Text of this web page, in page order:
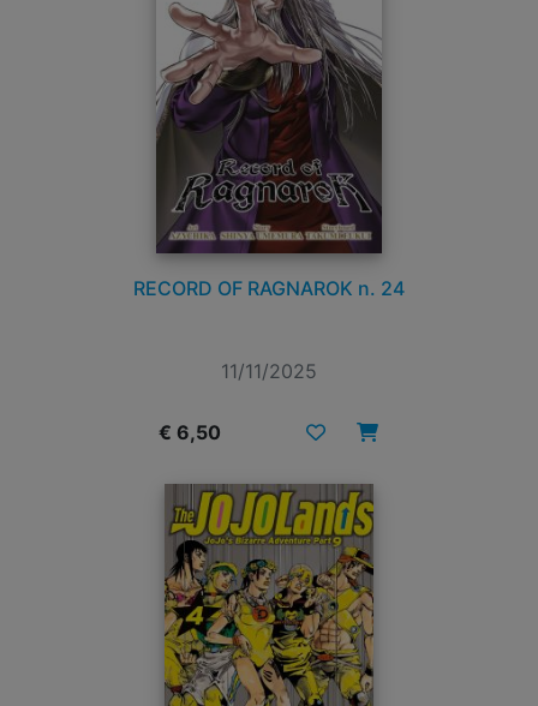
RECORD OF RAGNAROK n. 24
11/11/2025
€ 6,50